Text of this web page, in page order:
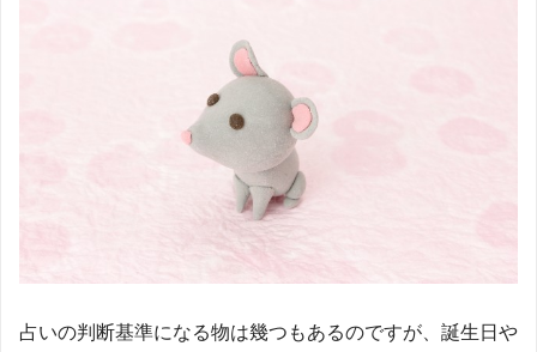
占いの判断基準になる物は幾つもあるのですが、誕生日や